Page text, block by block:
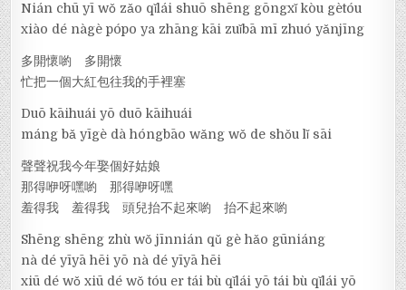
Nián chū yī wǒ zǎo qǐlái shuō shēng gōngxǐ kòu gètóu
xiào dé nàgè pópo ya zhāng kāi zuǐbā mī zhuó yǎnjīng
多開懷喲 多開懷
忙把一個大紅包往我的手裡塞
Duō kāihuái yō duō kāihuái
máng bǎ yīgè dà hóngbāo wǎng wǒ de shǒu lǐ sāi
聲聲祝我今年娶個好姑娘
那得咿呀嘿喲 那得咿呀嘿
羞得我 羞得我 頭兒抬不起來喲 抬不起來喲
Shēng shēng zhù wǒ jīnnián qǔ gè hǎo gūniáng
nà dé yīyā hēi yō nà dé yīyā hēi
xiū dé wǒ xiū dé wǒ tóu er tái bù qǐlái yō tái bù qǐlái yō